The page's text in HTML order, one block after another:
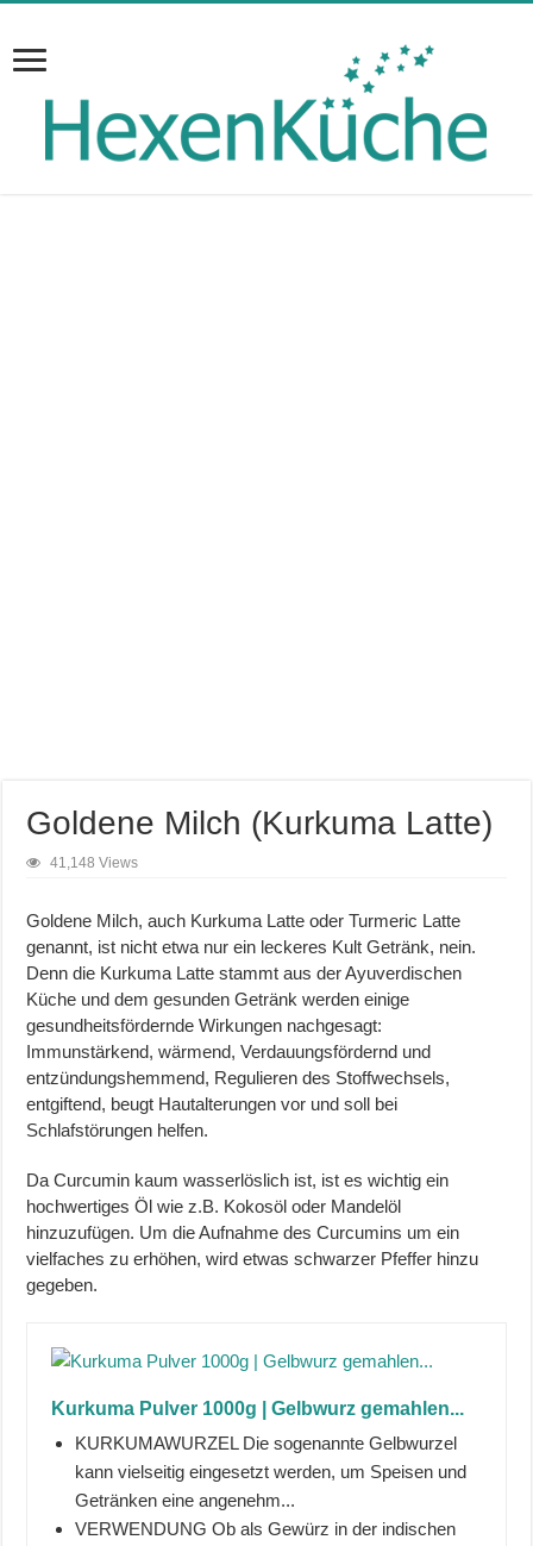
Goldene Milch (Kurkuma Latte)
41,148 Views
Goldene Milch, auch Kurkuma Latte oder Turmeric Latte
genannt, ist nicht etwa nur ein leckeres Kult Getränk, nein.
Denn die Kurkuma Latte stammt aus der Ayuverdischen
Küche und dem gesunden Getränk werden einige
gesundheitsfördernde Wirkungen nachgesagt:
Immunstärkend, wärmend, Verdauungsfördernd und
entzündungshemmend, Regulieren des Stoffwechsels,
entgiftend, beugt Hautalterungen vor und soll bei
Schlafstörungen helfen.
Da Curcumin kaum wasserlöslich ist, ist es wichtig ein
hochwertiges Öl wie z.B. Kokosöl oder Mandelöl
hinzuzufügen. Um die Aufnahme des Curcumins um ein
vielfaches zu erhöhen, wird etwas schwarzer Pfeffer hinzu
gegeben.
Kurkuma Pulver 1000g | Gelbwurz gemahlen...
KURKUMAWURZEL Die sogenannte Gelbwurzel
kann vielseitig eingesetzt werden, um Speisen und
Getränken eine angenehm...
VERWENDUNG Ob als Gewürz in der indischen